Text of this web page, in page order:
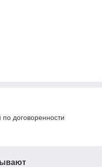
договоренности